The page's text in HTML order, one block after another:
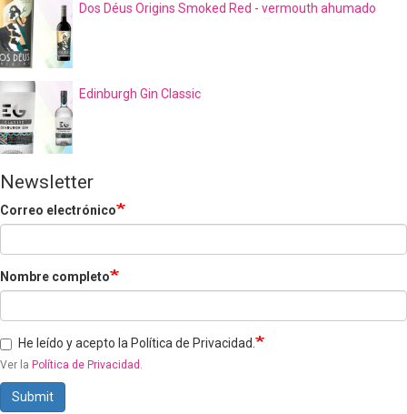
Dos Déus Origins Smoked Red - vermouth ahumado
Edinburgh Gin Classic
Newsletter
Correo electrónico
Nombre completo
He leído y acepto la Política de Privacidad.
Ver la Política de Privacidad .
Submit